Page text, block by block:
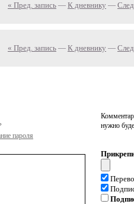
« Пред. запись — К дневнику —
« Пред. запись — К дневнику —
пароля
нужно